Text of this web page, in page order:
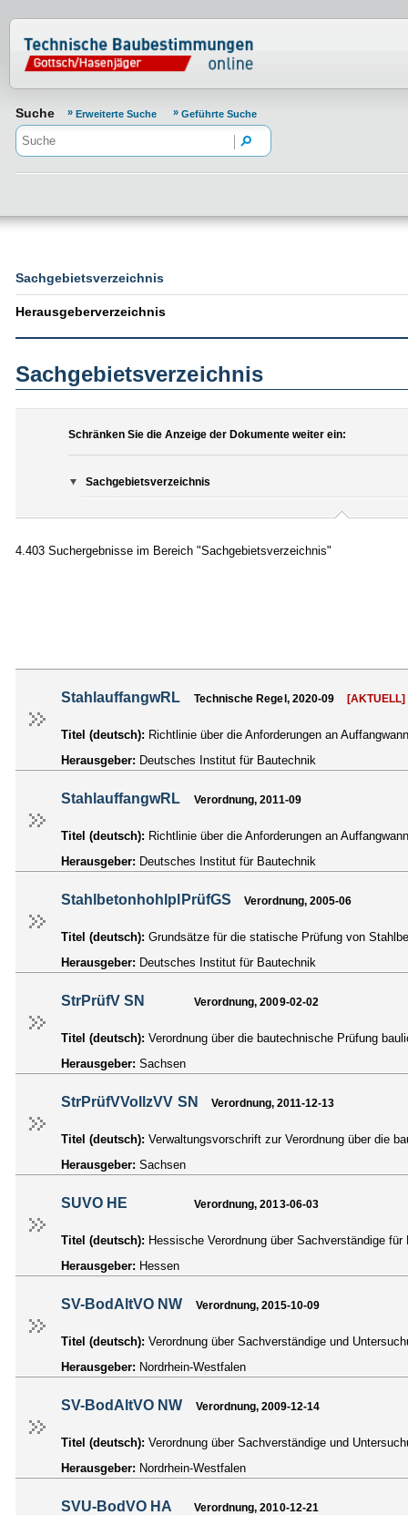
Normenportal Barrierefreiheit
Suche Erweiterte Suche Geführte Suche
Sachgebietsverzeichnis
Herausgeberverzeichnis
Sachgebietsverzeichnis
Schränken Sie die Anzeige der Dokumente weiter ein:
Sachgebietsverzeichnis
4.403 Suchergebnisse im Bereich "Sachgebietsverzeichnis"
StahlauffangwRL Technische Regel, 2020-09 [AKTUELL]
Titel (deutsch): Richtlinie über die Anforderungen an
Herausgeber: Deutsches Institut für Bautechnik
StahlauffangwRL Verordnung, 2011-09
Titel (deutsch): Richtlinie über die Anforderungen an
Herausgeber: Deutsches Institut für Bautechnik
StahlbetonhohlplPrüfGS Verordnung, 2005-06
Titel (deutsch): Grundsätze für die statische Prüfung von
Herausgeber: Deutsches Institut für Bautechnik
StrPrüfV SN Verordnung, 2009-02-02
Titel (deutsch): Verordnung über die bautechnische Prüfung
Herausgeber: Sachsen
StrPrüfVVollzVV SN Verordnung, 2011-12-13
Titel (deutsch): Verwaltungsvorschrift zur Verordnung über die
Herausgeber: Sachsen
SUVO HE Verordnung, 2013-06-03
Titel (deutsch): Hessische Verordnung über Sachverständige
Herausgeber: Hessen
SV-BodAltVO NW Verordnung, 2015-10-09
Titel (deutsch): Verordnung über Sachverständige und
Herausgeber: Nordrhein-Westfalen
SV-BodAltVO NW Verordnung, 2009-12-14
Titel (deutsch): Verordnung über Sachverständige und
Herausgeber: Nordrhein-Westfalen
SVU-BodVO HA Verordnung, 2010-12-21